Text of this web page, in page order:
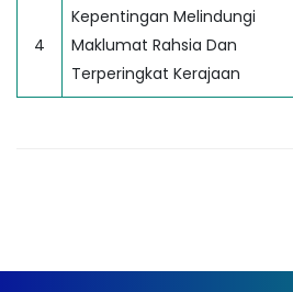
4
Kepentingan Melindungi
Maklumat Rahsia Dan
Terperingkat Kerajaan